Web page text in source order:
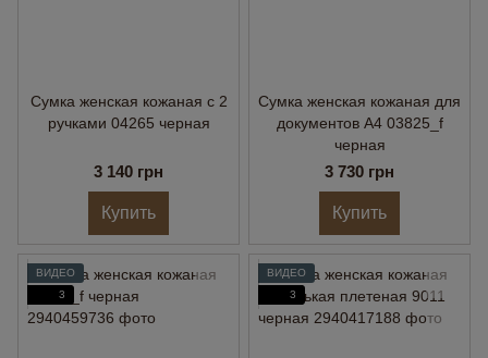
Сумка женская кожаная с 2
ручками 04265 черная
3 140 грн
Купить
Сумка женская кожаная для
документов А4 03825_f
черная
3 730 грн
Купить
ВИДЕО
3
ВИДЕО
3